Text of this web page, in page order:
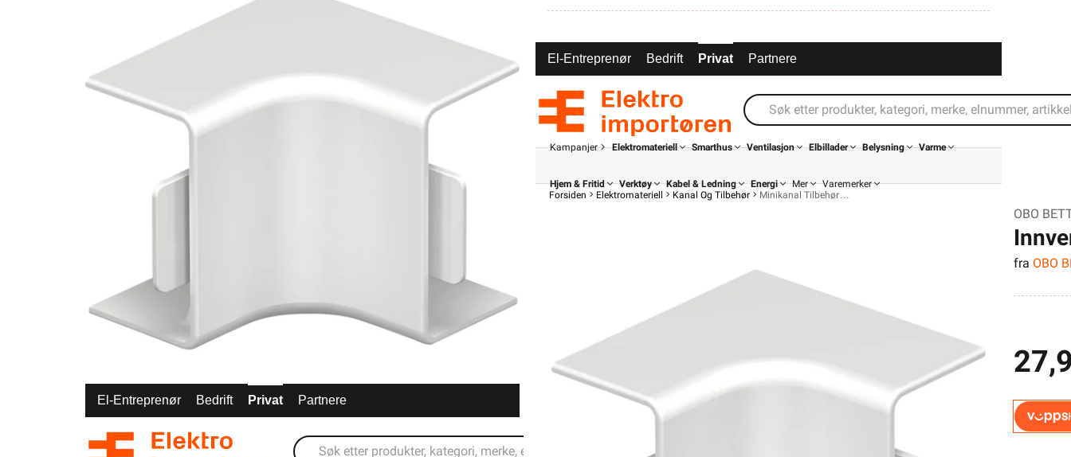
El-Entreprenør Bedrift Privat Partnere
Kontakt
El-Entreprenør Bedrift Privat Partnere
Kampanjer Elektromateriell Smarthus Ventilasjon Elbillader Belysning Varme
Hjem & Fritid Verktøy Kabel & Ledning Energi Mer
Varemerker
Forsiden
Elektromateriell Kanal Og Tilbehør Minikanal Tilbehør
OBO
fra OBO